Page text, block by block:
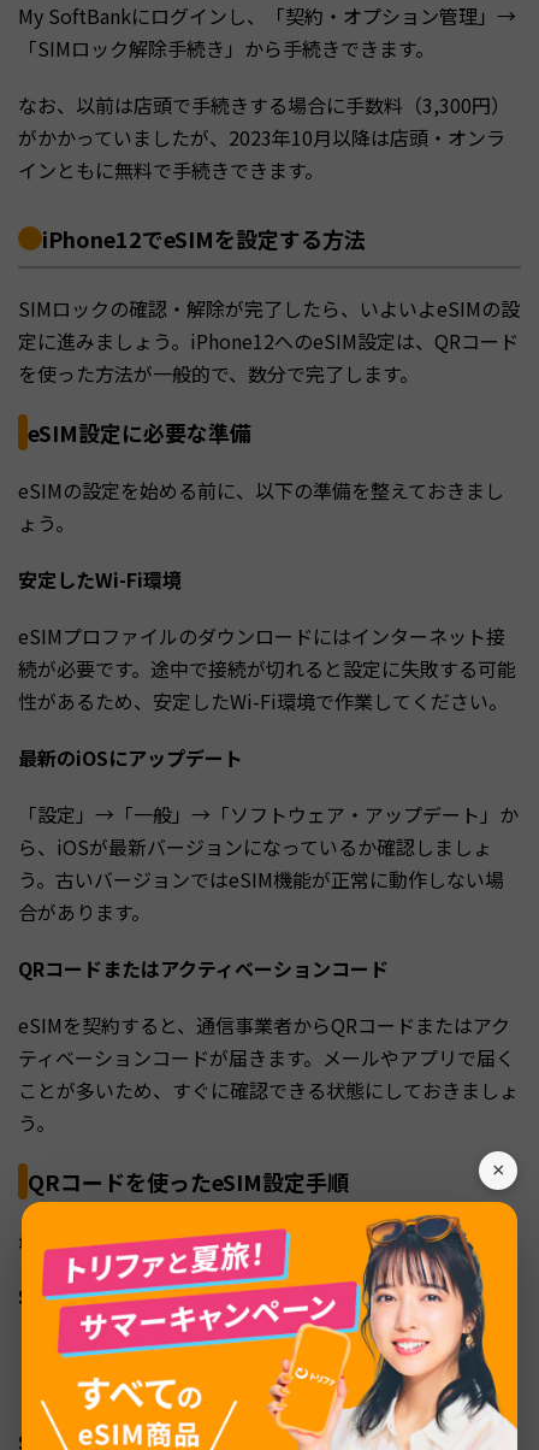
×
My SoftBankにログインし、「契約・オプション管理」→
「SIMロック解除手続き」から手続きできます。
なお、以前は店頭で手続きする場合に手数料（3,300円）
がかかっていましたが、2023年10月以降は店頭・オンラ
インともに無料で手続きできます。
iPhone12でeSIMを設定する方法
SIMロックの確認・解除が完了したら、いよいよeSIMの設
定に進みましょう。iPhone12へのeSIM設定は、QRコード
を使った方法が一般的で、数分で完了します。
eSIM設定に必要な準備
eSIMの設定を始める前に、以下の準備を整えておきまし
ょう。
安定したWi-Fi環境
eSIMプロファイルのダウンロードにはインターネット接
続が必要です。途中で接続が切れると設定に失敗する可能
性があるため、安定したWi-Fi環境で作業してください。
最新のiOSにアップデート
「設定」→「一般」→「ソフトウェア・アップデート」か
ら、iOSが最新バージョンになっているか確認しましょ
う。古いバージョンではeSIM機能が正常に動作しない場
合があります。
QRコードまたはアクティベーションコード
eSIMを契約すると、通信事業者からQRコードまたはアク
ティベーションコードが届きます。メールやアプリで届く
ことが多いため、すぐに確認できる状態にしておきましょ
う。
QRコードを使ったeSIM設定手順
最も一般的なQRコードを使った設定手順を説明します。
STEP1：eSIMを追加する画面を開く
「設定」→「モバイル通信」→「eSIMを追加」（または
「モバイル通信プランを追加」）の順にタップします。
STEP2：QRコードをスキャンする